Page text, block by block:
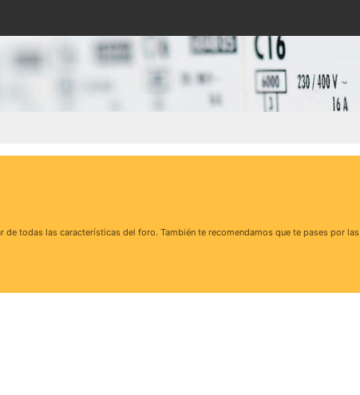
todas las características del foro. También te recomendamos que te pases por las